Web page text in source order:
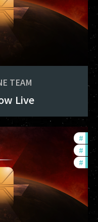
TEAM
Live
#
#
#